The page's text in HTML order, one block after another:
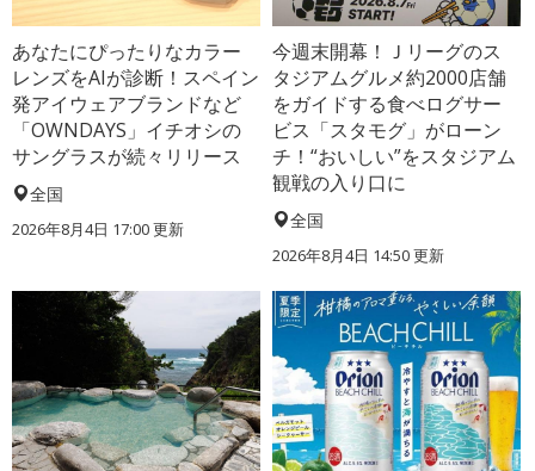
あなたにぴったりなカラー
レンズをAIが診断！スペイン
発アイウェアブランドなど
「OWNDAYS」イチオシの
サングラスが続々リリース
全国
2026年8月4日 17:00更新
今週末開幕！Ｊリーグのス
タジアムグルメ約2000店舗
をガイドする食べログサー
ビス「スタモグ」がローン
チ！“おいしい”をスタジアム
観戦の入り口に
全国
2026年8月4日 14:50更新